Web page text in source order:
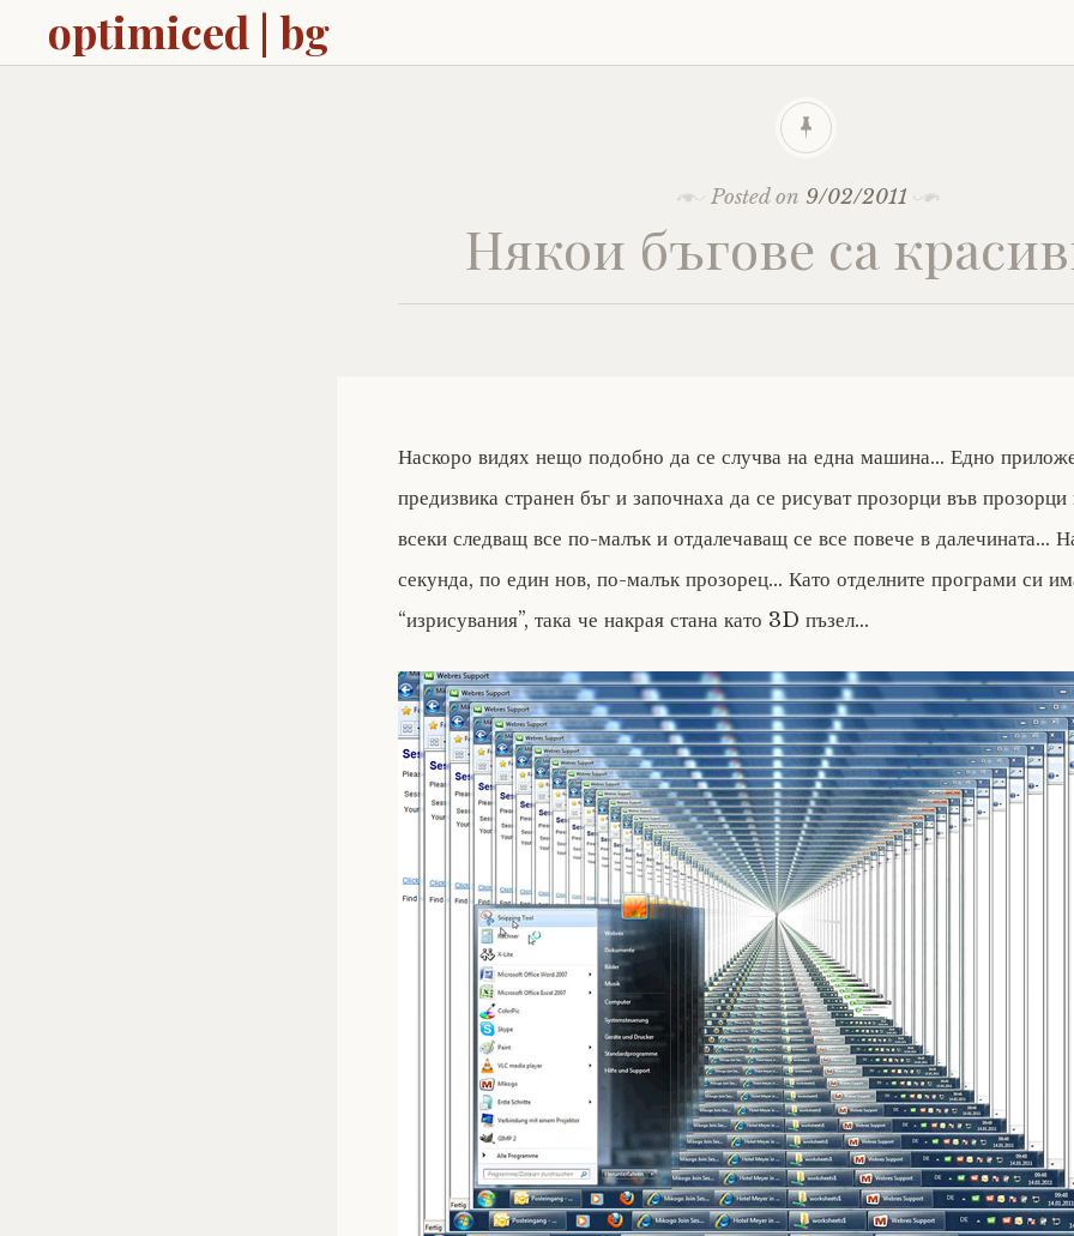
optimiced | bg
Posted on 9/02/2011
Някои бъгове са
Наскоро видях нещо подобно да се случва на една машина… Едно
предизвика странен бъг и започнаха да се рисуват прозорци във
всеки следващ все по-малък и отдалечаващ се все повече в далечината…
секунда, по един нов, по-малък прозорец… Като отделните програми си
“изрисувания”, така че накрая стана като 3D пъзел…